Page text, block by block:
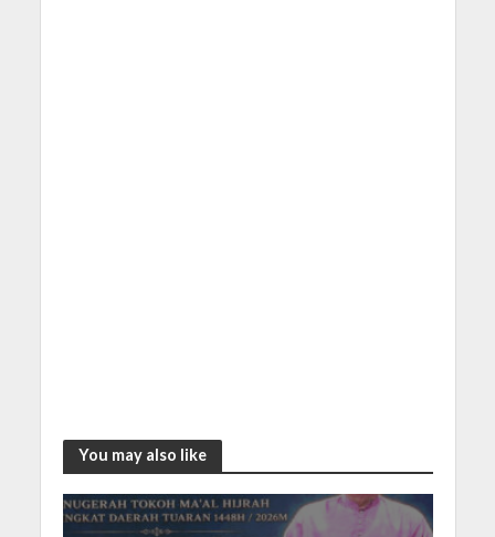
You may also like